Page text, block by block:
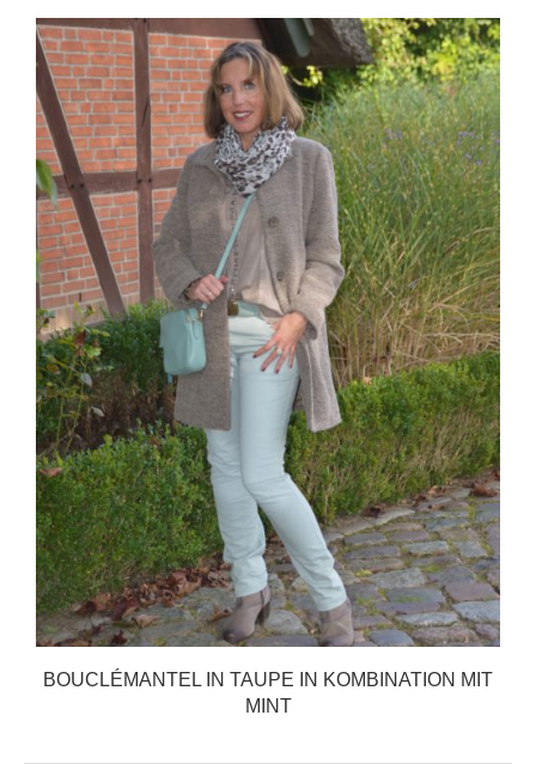
BOUCLÉMANTEL IN TAUPE IN KOMBINATION MIT
MINT